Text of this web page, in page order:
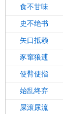
食不甘味
史不绝书
矢口抵赖
豕窜狼逋
使臂使指
始乱终弃
屎滚尿流